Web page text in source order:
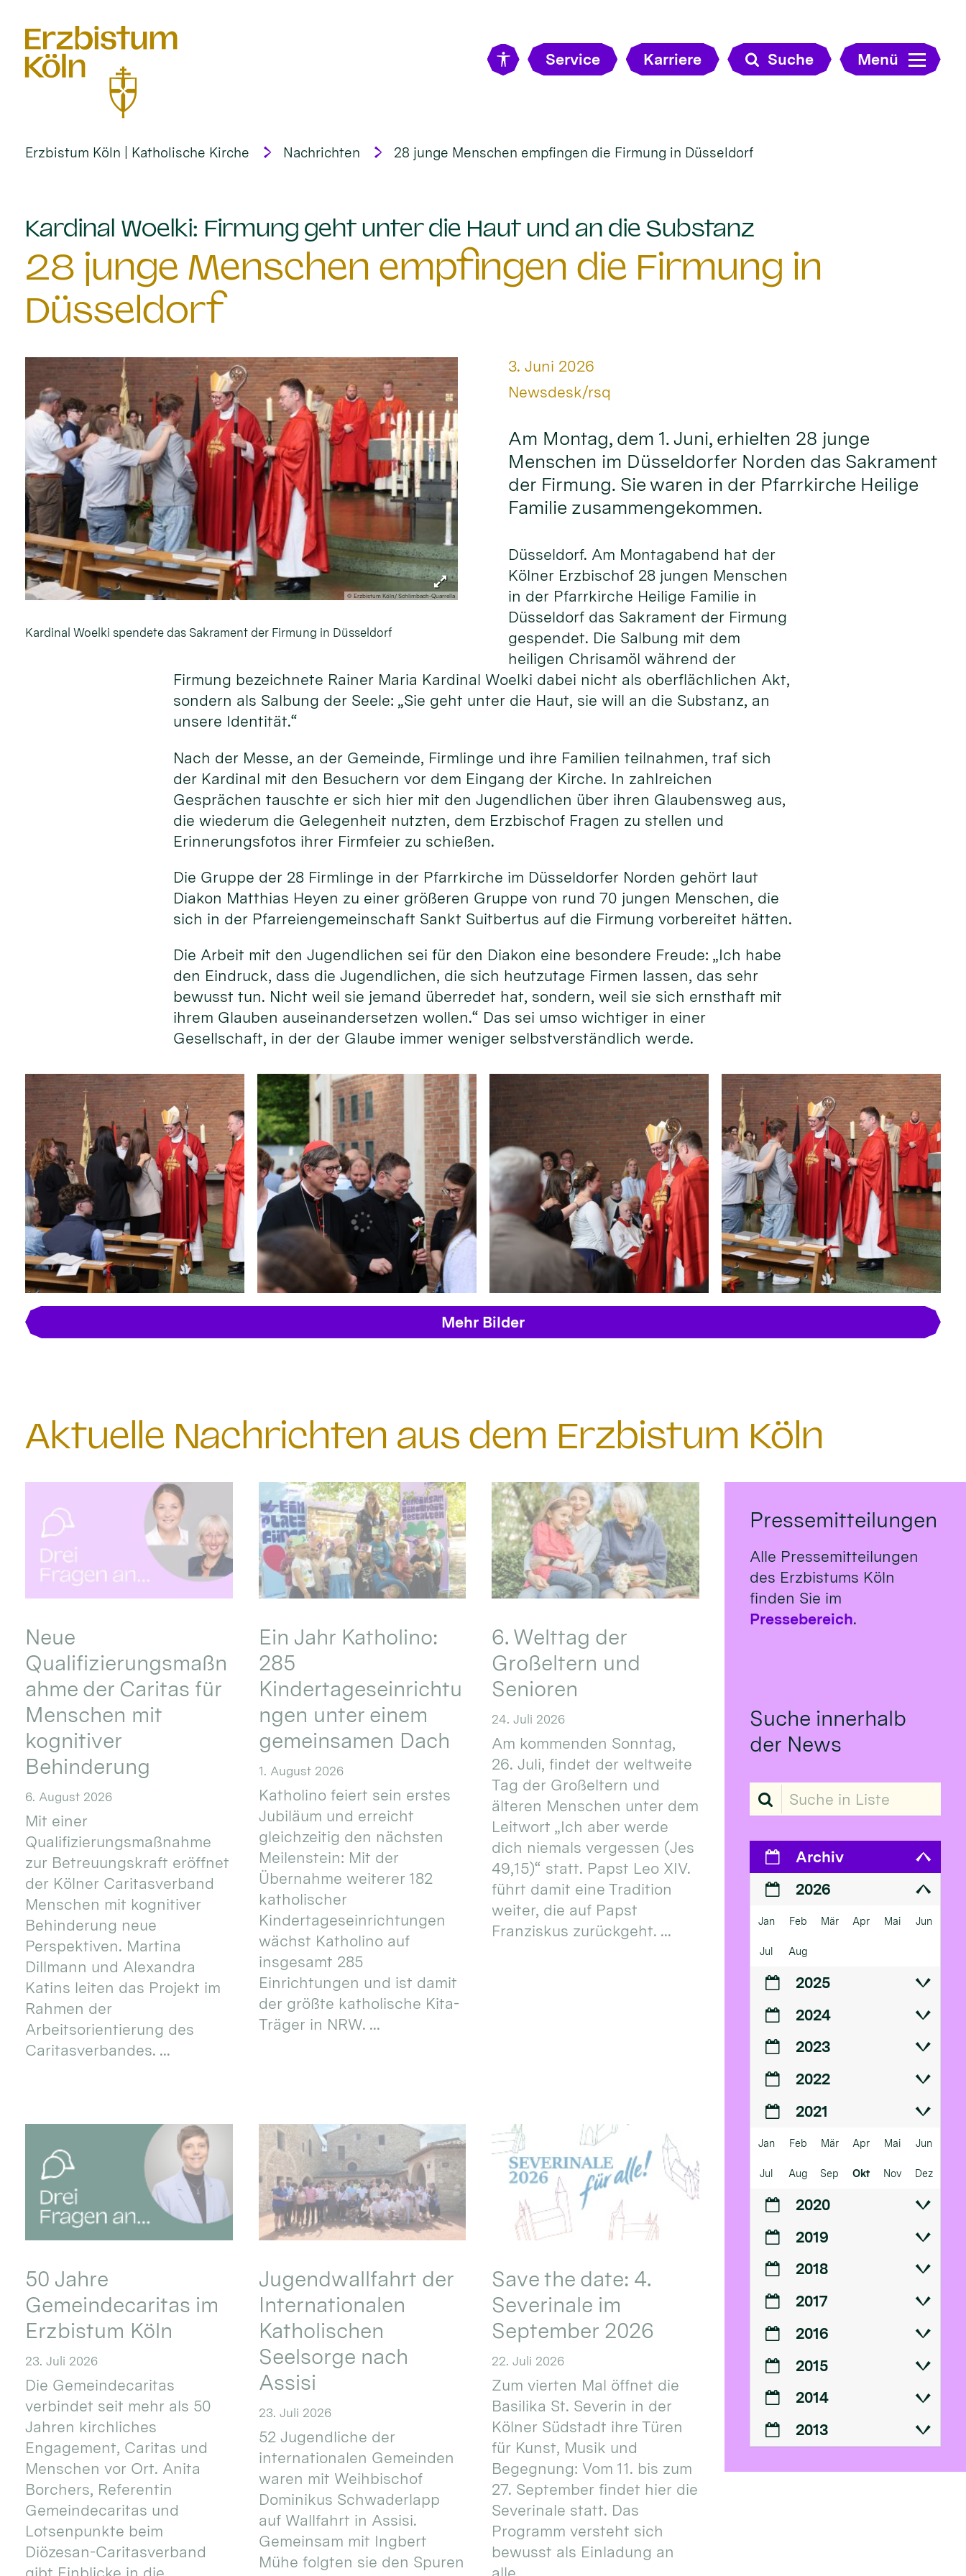
Service Karriere Suche Menü
Erzbistum Köln | Katholische Kirche Nachrichten 28 junge Menschen empfingen die Firmung in Düsseldorf
Kardinal Woelki: Firmung geht unter die Haut und an die Substanz
28 junge Menschen empfingen die Firmung in
Düsseldorf
© Erzbistum Köln/ Schlimbach-Quarrella
Kardinal Woelki spendete das Sakrament der Firmung in Düsseldorf
Datum:
3. Juni 2026
Von:
Newsdesk/rsq
Am Montag, dem 1. Juni, erhielten 28 junge
Menschen im Düsseldorfer Norden das Sakrament
der Firmung. Sie waren in der Pfarrkirche Heilige
Familie zusammengekommen.
Düsseldorf. Am Montagabend hat der
Kölner Erzbischof 28 jungen Menschen
in der Pfarrkirche Heilige Familie in
Düsseldorf das Sakrament der Firmung
gespendet. Die Salbung mit dem
heiligen Chrisamöl während der
Firmung bezeichnete Rainer Maria Kardinal Woelki dabei nicht als oberflächlichen Akt,
sondern als Salbung der Seele: „Sie geht unter die Haut, sie will an die Substanz, an
unsere Identität.“
Nach der Messe, an der Gemeinde, Firmlinge und ihre Familien teilnahmen, traf sich
der Kardinal mit den Besuchern vor dem Eingang der Kirche. In zahlreichen
Gesprächen tauschte er sich hier mit den Jugendlichen über ihren Glaubensweg aus,
die wiederum die Gelegenheit nutzten, dem Erzbischof Fragen zu stellen und
Erinnerungsfotos ihrer Firmfeier zu schießen.
Die Gruppe der 28 Firmlinge in der Pfarrkirche im Düsseldorfer Norden gehört laut
Diakon Matthias Heyen zu einer größeren Gruppe von rund 70 jungen Menschen, die
sich in der Pfarreiengemeinschaft Sankt Suitbertus auf die Firmung vorbereitet hätten.
Die Arbeit mit den Jugendlichen sei für den Diakon eine besondere Freude: „Ich habe
den Eindruck, dass die Jugendlichen, die sich heutzutage Firmen lassen, das sehr
bewusst tun. Nicht weil sie jemand überredet hat, sondern, weil sie sich ernsthaft mit
ihrem Glauben auseinandersetzen wollen.“ Das sei umso wichtiger in einer
Gesellschaft, in der der Glaube immer weniger selbstverständlich werde.
Mehr Bilder
Aktuelle Nachrichten aus dem Erzbistum Köln
Neue
Qualifizierungsmaßn
ahme der Caritas für
Menschen mit
kognitiver
Behinderung
6. August 2026
Mit einer
Qualifizierungsmaßnahme
zur Betreuungskraft eröffnet
der Kölner Caritasverband
Menschen mit kognitiver
Behinderung neue
Perspektiven. Martina
Dillmann und Alexandra
Katins leiten das Projekt im
Rahmen der
Arbeitsorientierung des
Caritasverbandes. ...
Ein Jahr Katholino:
285
Kindertageseinrichtu
ngen unter einem
gemeinsamen Dach
1. August 2026
Katholino feiert sein erstes
Jubiläum und erreicht
gleichzeitig den nächsten
Meilenstein: Mit der
Übernahme weiterer 182
katholischer
Kindertageseinrichtungen
wächst Katholino auf
insgesamt 285
Einrichtungen und ist damit
der größte katholische Kita-
Träger in NRW. ...
6. Welttag der
Großeltern und
Senioren
24. Juli 2026
Am kommenden Sonntag,
26. Juli, findet der weltweite
Tag der Großeltern und
älteren Menschen unter dem
Leitwort „Ich aber werde
dich niemals vergessen (Jes
49,15)“ statt. Papst Leo XIV.
führt damit eine Tradition
weiter, die auf Papst
Franziskus zurückgeht. ...
50 Jahre
Gemeindecaritas im
Erzbistum Köln
23. Juli 2026
Die Gemeindecaritas
verbindet seit mehr als 50
Jahren kirchliches
Engagement, Caritas und
Menschen vor Ort. Anita
Borchers, Referentin
Gemeindecaritas und
Lotsenpunkte beim
Diözesan-Caritasverband
Jugendwallfahrt der
Internationalen
Katholischen
Seelsorge nach
Assisi
23. Juli 2026
52 Jugendliche der
internationalen Gemeinden
waren mit Weihbischof
Dominikus Schwaderlapp
auf Wallfahrt in Assisi.
Gemeinsam mit Ingbert
Mühe folgten sie den Spuren
Save the date: 4.
Severinale im
September 2026
22. Juli 2026
Zum vierten Mal öffnet die
Basilika St. Severin in der
Kölner Südstadt ihre Türen
für Kunst, Musik und
Begegnung: Vom 11. bis zum
27. September findet hier die
Severinale statt. Das
Programm versteht sich
bewusst als Einladung an
Pressemitteilungen
Alle Pressemitteilungen
des Erzbistums Köln
finden Sie im
Pressebereich.
Suche innerhalb
der News
Suche in Liste
Archiv
2026
Jan Feb Mär Apr Mai Jun
Jul Aug
2025
2024
2023
2022
2021
Jan Feb Mär Apr Mai Jun
Jul Aug Sep Okt Nov Dez
2020
2019
2018
2017
2016
2015
2014
2013